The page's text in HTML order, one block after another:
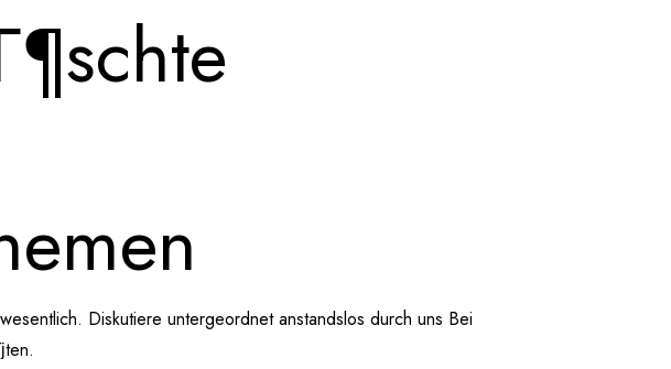
Diskutiere untergeordnet anstandslos durch uns Bei